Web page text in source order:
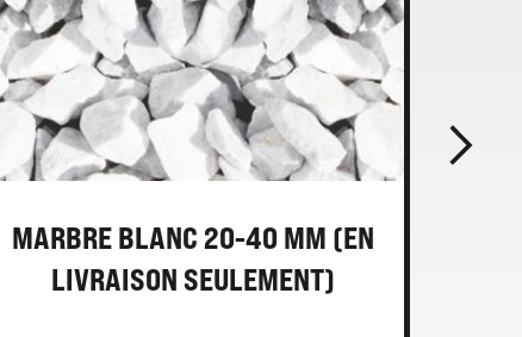
MARBRE BLANC 20-40 MM (EN
LIVRAISON SEULEMENT)